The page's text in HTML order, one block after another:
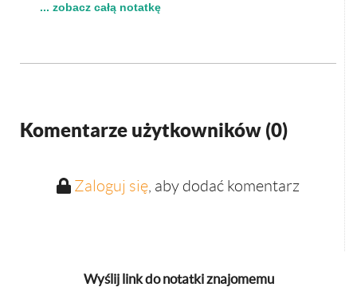
... zobacz całą notatkę
Komentarze użytkowników (0)
Zaloguj się, aby dodać komentarz
Wyślij link do notatki znajomemu